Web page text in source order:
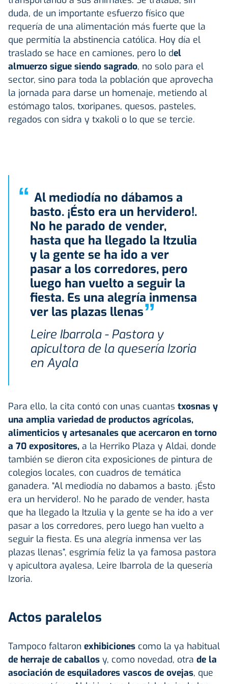
duda, de un importante esfuerzo físico que
requería de una alimentación más fuerte que la
que permitía la abstinencia católica. Hoy día el
traslado se hace en camiones, pero lo del
almuerzo sigue siendo sagrado, no solo para el
sector, sino para toda la población que aprovecha
la jornada para darse un homenaje, metiendo al
estómago talos, txoripanes, quesos, pasteles,
regados con sidra y txakoli o lo que se tercie.
“ Al mediodía no dábamos a
basto. ¡Ésto era un hervidero!.
No he parado de vender,
hasta que ha llegado la Itzulia
y la gente se ha ido a ver
pasar a los corredores, pero
luego han vuelto a seguir la
fiesta. Es una alegría inmensa
ver las plazas llenas”
Leire Ibarrola - Pastora y
apicultora de la quesería Izoria
en Ayala
Para ello, la cita contó con unas cuantas txosnas y
una amplia variedad de productos agrícolas,
alimenticios y artesanales que acercaron en torno
a 70 expositores, a la Herriko Plaza y Aldai, donde
también se dieron cita exposiciones de pintura de
colegios locales, con cuadros de temática
ganadera. “Al mediodía no dabamos a basto. ¡Ésto
era un hervidero!. No he parado de vender, hasta
que ha llegado la Itzulia y la gente se ha ido a ver
pasar a los corredores, pero luego han vuelto a
seguir la fiesta. Es una alegría inmensa ver las
plazas llenas”, esgrimía feliz la ya famosa pastora
y apicultora ayalesa, Leire Ibarrola de la quesería
Izoria.
Actos paralelos
Tampoco faltaron exhibiciones como la ya habitual
de herraje de caballos y, como novedad, otra de la
asociación de esquiladores vascos de ovejas, que